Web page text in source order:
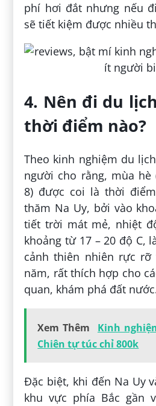
phí hơi đắt nhưng nếu
sẽ tiết kiệm được nhiều
4. Nên đi du
thời điểm nào?
Theo kinh nghiệm du
người cho rằng, mùa hè
8) được coi là thời
thăm Na Uy, bởi vào
tiết trời mát mẻ, nhiệt
khoảng từ 17 – 20 độ C,
cảnh thiên nhiên rực
năm, rất thích hợp cho
quan, khám phá đất
Xem Thêm
Kinh
Chiên tự túc chỉ 800k
Đặc biệt, khi đến Na Uy
khu vực phía Bắc gần